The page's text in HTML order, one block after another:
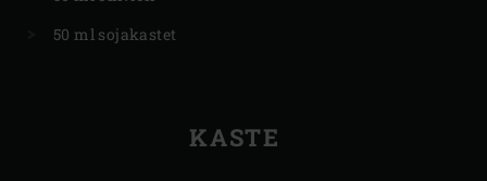
50 ml sojakastet
KASTE